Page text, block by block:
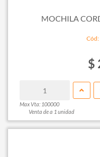
MOCHILA
$
Max Vta: 100000
Venta de a 1 unidad